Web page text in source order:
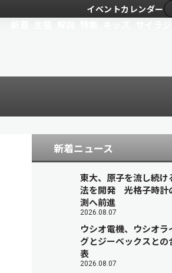
イベントカレンダー
新着ニュース
東大、原子を流し続け
法を開発 光格子時計
測へ前進
2026.08.07
ウシオ電機、ウシオラ
グとジーベックスとの
表
2026.08.07